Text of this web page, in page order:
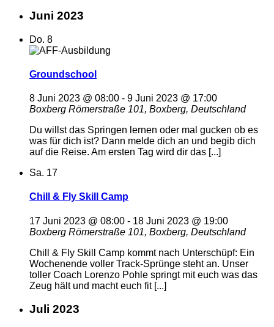
Juni 2023
Do. 8
Groundschool
8 Juni 2023 @ 08:00 - 9 Juni 2023 @ 17:00
Boxberg Römerstraße 101, Boxberg, Deutschland
Du willst das Springen lernen oder mal gucken ob es
was für dich ist? Dann melde dich an und begib dich
auf die Reise. Am ersten Tag wird dir das [...]
Sa. 17
Chill & Fly Skill Camp
17 Juni 2023 @ 08:00 - 18 Juni 2023 @ 19:00
Boxberg Römerstraße 101, Boxberg, Deutschland
Chill & Fly Skill Camp kommt nach Unterschüpf: Ein
Wochenende voller Track-Sprünge steht an. Unser
toller Coach Lorenzo Pohle springt mit euch was das
Zeug hält und macht euch fit [...]
Juli 2023